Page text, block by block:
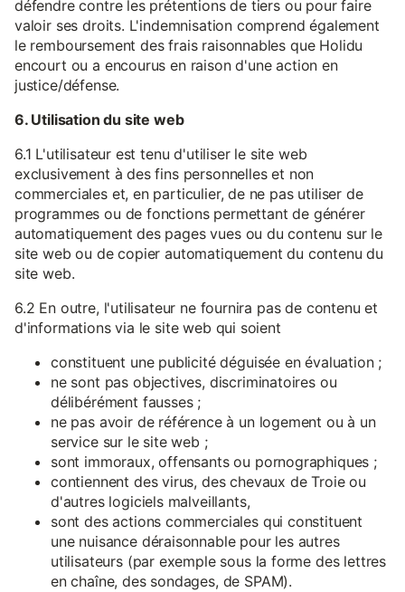
défendre contre les prétentions de tiers ou pour faire
valoir ses droits. L'indemnisation comprend également
le remboursement des frais raisonnables que Holidu
encourt ou a encourus en raison d'une action en
justice/défense.
6. Utilisation du site web
6.1 L'utilisateur est tenu d'utiliser le site web
exclusivement à des fins personnelles et non
commerciales et, en particulier, de ne pas utiliser de
programmes ou de fonctions permettant de générer
automatiquement des pages vues ou du contenu sur le
site web ou de copier automatiquement du contenu du
site web.
6.2 En outre, l'utilisateur ne fournira pas de contenu et
d'informations via le site web qui soient
constituent une publicité déguisée en évaluation ;
ne sont pas objectives, discriminatoires ou
délibérément fausses ;
ne pas avoir de référence à un logement ou à un
service sur le site web ;
sont immoraux, offensants ou pornographiques ;
contiennent des virus, des chevaux de Troie ou
d'autres logiciels malveillants,
sont des actions commerciales qui constituent
une nuisance déraisonnable pour les autres
utilisateurs (par exemple sous la forme des lettres
en chaîne, des sondages, de SPAM).